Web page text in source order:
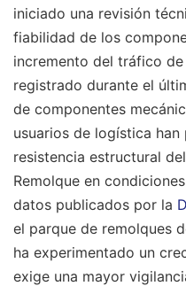
iniciado una revisión
fiabilidad de los
incremento del tráfico
registrado durante el
de componentes
usuarios de logística
resistencia estructural
Remolque en
datos publicados por la
el parque de remolques
ha experimentado un
exige una mayor